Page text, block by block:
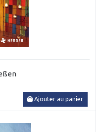
Ajouter au panier